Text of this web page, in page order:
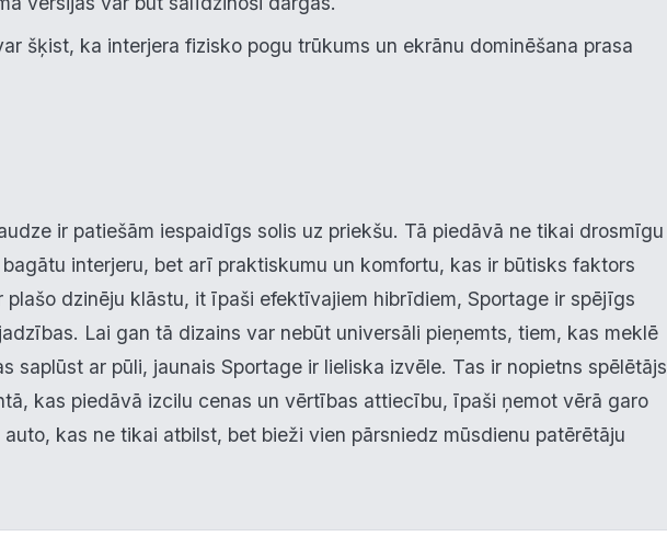
šķist, ka interjera fizisko pogu trūkums un ekrānu dominēšana prasa
ir patiešām iespaidīgs solis uz priekšu. Tā piedāvā ne tikai drosmīgu
interjeru, bet arī praktiskumu un komfortu, kas ir būtisks faktors
plašo dzinēju klāstu, it īpaši efektīvajiem hibrīdiem, Sportage ir spējīgs
Lai gan tā dizains var nebūt universāli pieņemts, tiem, kas meklē
saplūst ar pūli, jaunais Sportage ir lieliska izvēle. Tas ir nopietns spēlētājs
kas piedāvā izcilu cenas un vērtības attiecību, īpaši ņemot vērā garo
kas ne tikai atbilst, bet bieži vien pārsniedz mūsdienu patērētāju